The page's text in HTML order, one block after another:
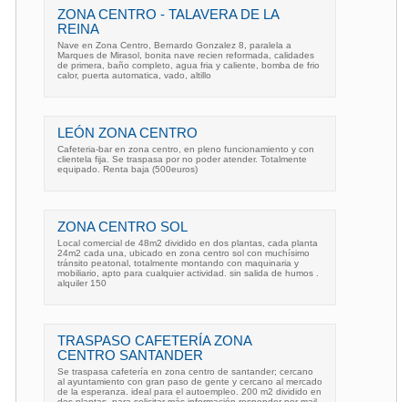
ZONA CENTRO - TALAVERA DE LA
REINA
Nave en Zona Centro, Bernardo Gonzalez 8, paralela a
Marques de Mirasol, bonita nave recien reformada, calidades
de primera, baño completo, agua fria y caliente, bomba de frio
calor, puerta automatica, vado, altillo
LEÓN ZONA CENTRO
Cafeteria-bar en zona centro, en pleno funcionamiento y con
clientela fija. Se traspasa por no poder atender. Totalmente
equipado. Renta baja (500euros)
ZONA CENTRO SOL
Local comercial de 48m2 dividido en dos plantas, cada planta
24m2 cada una, ubicado en zona centro sol con muchísimo
tránsito peatonal, totalmente montando con maquinaria y
mobiliario, apto para cualquier actividad. sin salida de humos .
alquiler 150
TRASPASO CAFETERÍA ZONA
CENTRO SANTANDER
Se traspasa cafetería en zona centro de santander; cercano
al ayuntamiento con gran paso de gente y cercano al mercado
de la esperanza. ideal para el autoempleo. 200 m2 dividido en